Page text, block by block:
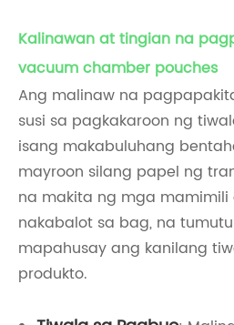
Kalinawan at tingian na
vacuum chamber pouches
Ang malinaw na
susi sa pagkakaroon ng
isang makabuluhang
mayroon silang papel ng
na makita ng mga
nakabalot sa bag, na
mapahusay ang kanilang
produkto.